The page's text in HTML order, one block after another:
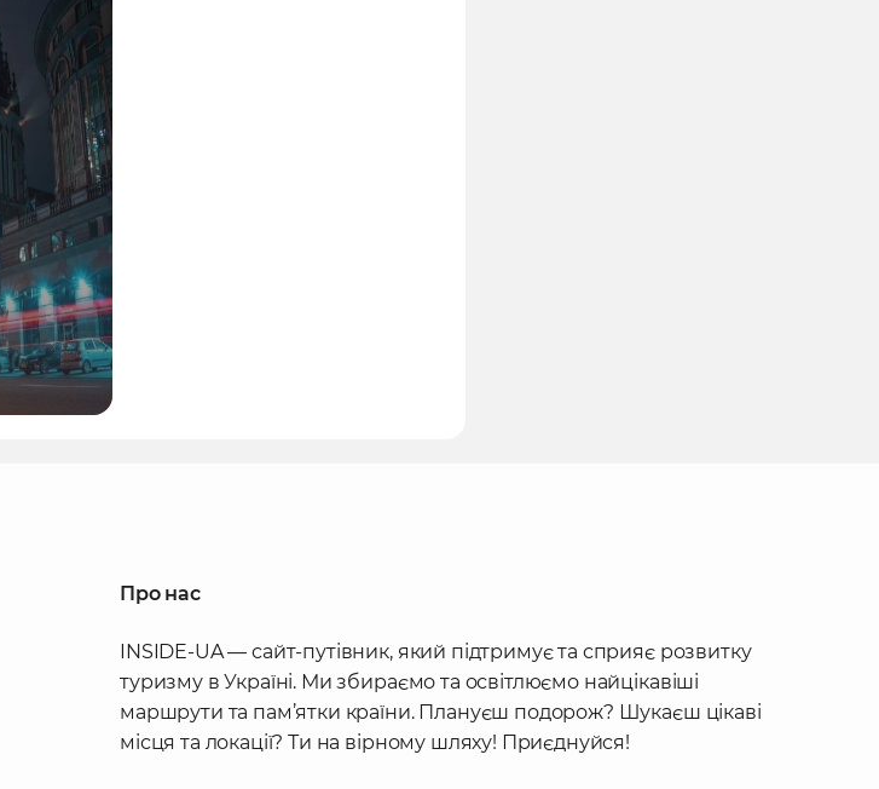
Про нас
INSIDE-UA — сайт-путівник, який підтримує та сприяє розвитку
туризму в Україні. Ми збираємо та освітлюємо найцікавіші
маршрути та пам’ятки країни. Плануєш подорож? Шукаєш цікаві
місця та локації? Ти на вірному шляху! Приєднуйся!